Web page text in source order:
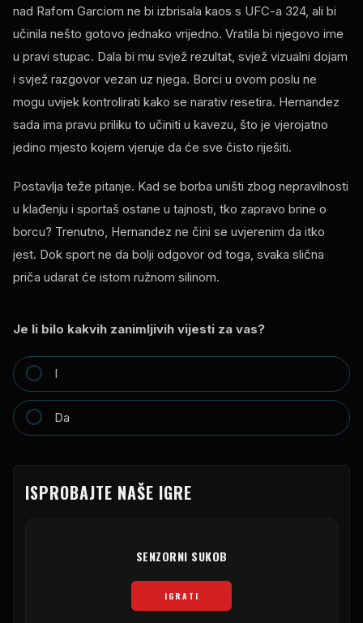
nad Rafom Garciom ne bi izbrisala kaos s UFC-a 324, ali bi
učinila nešto gotovo jednako vrijedno. Vratila bi njegovo ime
u pravi stupac. Dala bi mu svjež rezultat, svjež vizualni dojam
i svjež razgovor vezan uz njega. Borci u ovom poslu ne
mogu uvijek kontrolirati kako se narativ resetira. Hernandez
sada ima pravu priliku to učiniti u kavezu, što je vjerojatno
jedino mjesto kojem vjeruje da će sve čisto riješiti.
Postavlja teže pitanje. Kad se borba uništi zbog nepravilnosti
u klađenju i sportaš ostane u tajnosti, tko zapravo brine o
borcu? Trenutno, Hernandez ne čini se uvjerenim da itko
jest. Dok sport ne da bolji odgovor od toga, svaka slična
priča udarat će istom ružnom silinom.
Je li bilo kakvih zanimljivih vijesti za vas?
I
Da
ISPROBAJTE NAŠE IGRE
SENZORNI SUKOB
IGRATI